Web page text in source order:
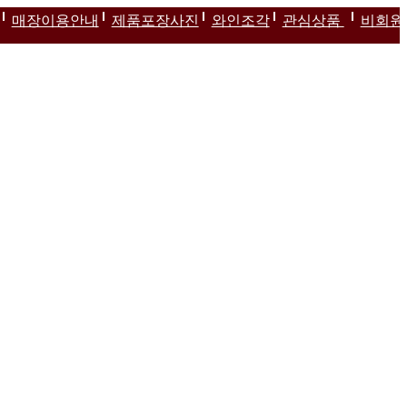
매장이용안내 제품포장사진 와인조각 관심상품
비회